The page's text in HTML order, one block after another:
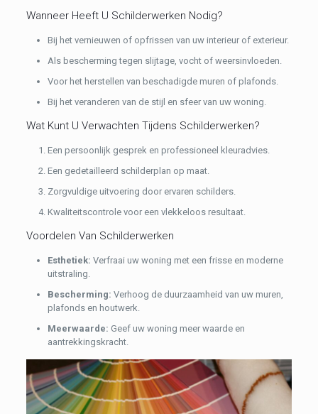
Wanneer Heeft U Schilderwerken Nodig?
Bij het vernieuwen of opfrissen van uw interieur of exterieur.
Als bescherming tegen slijtage, vocht of weersinvloeden.
Voor het herstellen van beschadigde muren of plafonds.
Bij het veranderen van de stijl en sfeer van uw woning.
Wat Kunt U Verwachten Tijdens Schilderwerken?
Een persoonlijk gesprek en professioneel kleuradvies.
Een gedetailleerd schilderplan op maat.
Zorgvuldige uitvoering door ervaren schilders.
Kwaliteitscontrole voor een vlekkeloos resultaat.
Voordelen Van Schilderwerken
Esthetiek: Verfraai uw woning met een frisse en moderne
uitstraling.
Bescherming: Verhoog de duurzaamheid van uw muren,
plafonds en houtwerk.
Meerwaarde: Geef uw woning meer waarde en
aantrekkingskracht.